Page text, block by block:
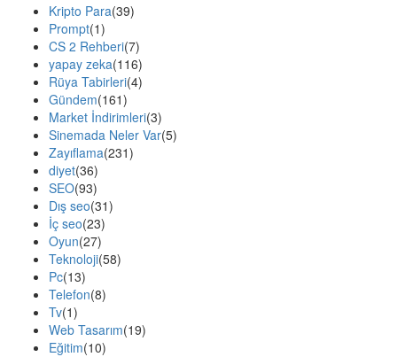
Kripto Para(39)
Prompt(1)
CS 2 Rehberi(7)
yapay zeka(116)
Rüya Tabirleri(4)
Gündem(161)
Market İndirimleri(3)
Sinemada Neler Var(5)
Zayıflama(231)
diyet(36)
SEO(93)
Dış seo(31)
İç seo(23)
Oyun(27)
Teknoloji(58)
Pc(13)
Telefon(8)
Tv(1)
Web Tasarım(19)
Eğitim(10)